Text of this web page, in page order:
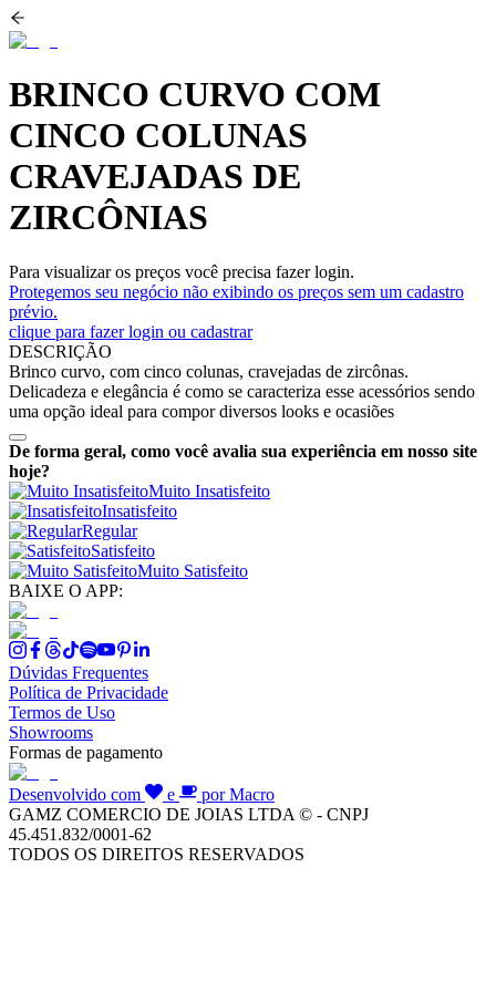
BRINCO CURVO COM
CINCO COLUNAS
CRAVEJADAS DE
ZIRCÔNIAS
Para visualizar os preços você precisa fazer login.
Protegemos seu negócio não exibindo os preços sem um cadastro
prévio.
clique para fazer login ou cadastrar
DESCRIÇÃO
Brinco curvo, com cinco colunas, cravejadas de zircônas.
Delicadeza e elegância é como se caracteriza esse acessórios sendo
uma opção ideal para compor diversos looks e ocasiões
De forma geral, como você avalia sua experiência em nosso site
hoje?
Muito Insatisfeito
Insatisfeito
Regular
Satisfeito
Muito Satisfeito
BAIXE O APP:
Dúvidas Frequentes
Política de Privacidade
Termos de Uso
Showrooms
Formas de pagamento
Desenvolvido com e
por Macro
GAMZ COMERCIO DE JOIAS LTDA © - CNPJ
45.451.832/0001-62
TODOS OS DIREITOS RESERVADOS